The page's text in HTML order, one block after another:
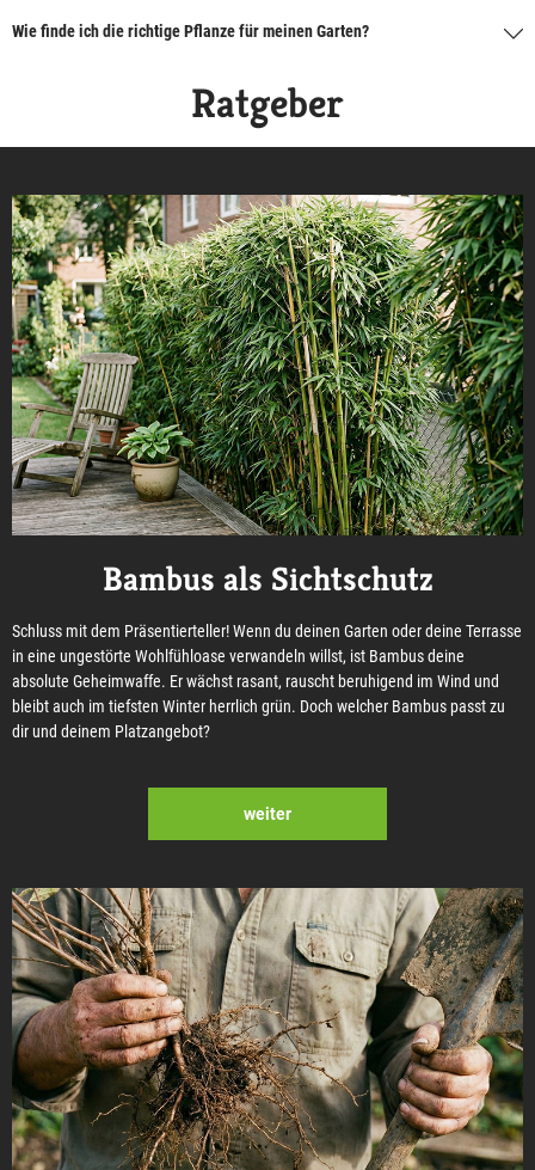
Wie finde ich die richtige Pflanze für meinen Garten?
Ratgeber
Bambus als Sichtschutz
Schluss mit dem Präsentierteller! Wenn du deinen Garten oder deine Terrasse
in eine ungestörte Wohlfühloase verwandeln willst, ist Bambus deine
absolute Geheimwaffe. Er wächst rasant, rauscht beruhigend im Wind und
bleibt auch im tiefsten Winter herrlich grün. Doch welcher Bambus passt zu
dir und deinem Platzangebot?
weiter